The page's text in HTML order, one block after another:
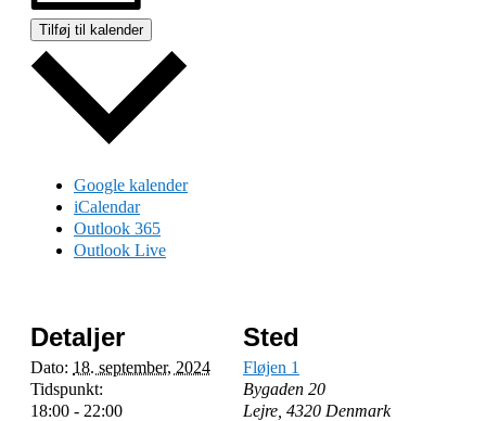
Tilføj til kalender
Google kalender
iCalendar
Outlook 365
Outlook Live
Detaljer
Dato: 18. september, 2024
Tidspunkt:
18:00 - 22:00
Sted
Fløjen 1
Bygaden 20
Lejre 4320 Denmark